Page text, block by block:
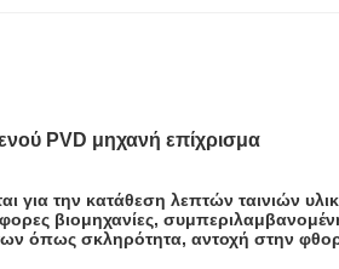
PVD μηχανή επίχρισμα
για την κατάθεση λεπτών ταινιών
βιομηχανίες,
όπως σκληρότητα, αντοχή στην